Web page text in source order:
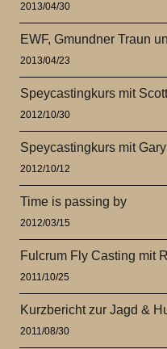
2013/04/30
EWF, Gmundner Traun
2013/04/23
Speycastingkurs mit
2012/10/30
Speycastingkurs mit
2012/10/12
Time is passing by
2012/03/15
Fulcrum Fly Casting mit
2011/10/25
Kurzbericht zur Jagd &
2011/08/30